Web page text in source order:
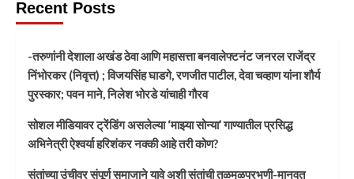
Recent Posts
-तरुणांनी देशाला अखंड ठेवा आणि महासत्ता बनवालेफ्टनंट जनरल राजेंद्र
निंभोरकर (निवृत्त) ; विजयसिंह घाडगे, रणजीत पाटील, देवा चव्हाण यांना शौर्य
पुरस्कार; पवन माने, निलेश भोरडे यांचाही गौरव
सोशल मीडियावर ट्रेंडिंग असलेल्या ‘माझ्या सोन्या’ गाण्यातील प्रसिद्ध
अभिनेत्री ऐश्वर्या हरिशंकर नक्की आहे तरी कोण?
संतांच्या उंचीवर संपूर्ण समाजाने यावे अशी संतांची तळमळपरभणी-मानवत